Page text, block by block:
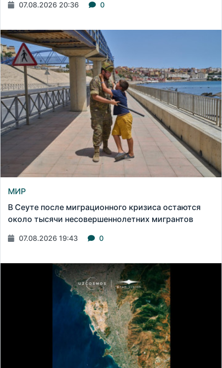
07.08.2026 20:36 0
МИР
В Сеуте после миграционного кризиса остаются
около тысячи несовершеннолетних мигрантов
07.08.2026 19:43 0